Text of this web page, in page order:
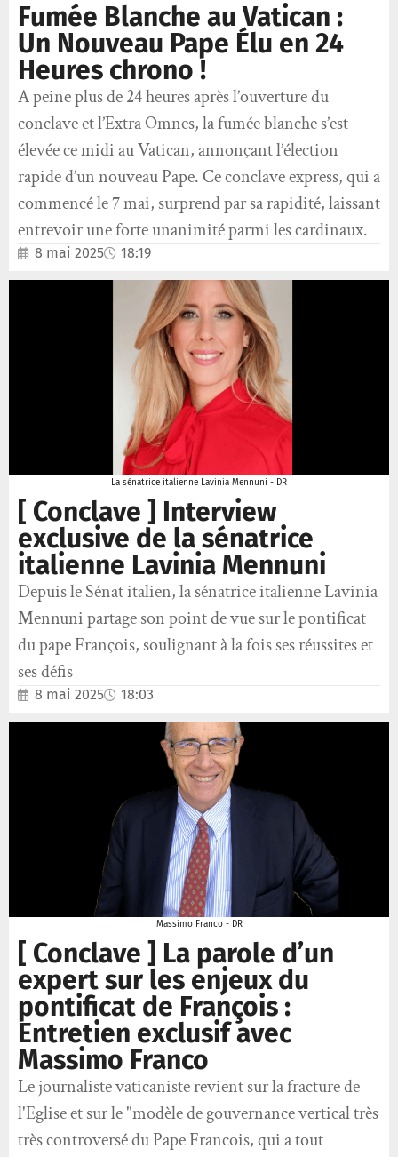
Fumée Blanche au Vatican :
Un Nouveau Pape Élu en 24
Heures chrono !
A peine plus de 24 heures après l’ouverture du
conclave et l’Extra Omnes, la fumée blanche s’est
élevée ce midi au Vatican, annonçant l’élection
rapide d’un nouveau Pape. Ce conclave express, qui a
commencé le 7 mai, surprend par sa rapidité, laissant
entrevoir une forte unanimité parmi les cardinaux.
8 mai 2025 18:19
La sénatrice italienne Lavinia Mennuni - DR
[ Conclave ] Interview
exclusive de la sénatrice
italienne Lavinia Mennuni
Depuis le Sénat italien, la sénatrice italienne Lavinia
Mennuni partage son point de vue sur le pontificat
du pape François, soulignant à la fois ses réussites et
ses défis
8 mai 2025 18:03
Massimo Franco - DR
[ Conclave ] La parole d’un
expert sur les enjeux du
pontificat de François :
Entretien exclusif avec
Massimo Franco
Le journaliste vaticaniste revient sur la fracture de
l'Eglise et sur le "modèle de gouvernance vertical très
très controversé du Pape Francois, qui a tout